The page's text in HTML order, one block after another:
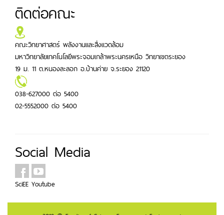
ติดต่อคณะ
คณะวิทยาศาสตร์ พลังงานและสิ่งแวดล้อม
มหาวิทยาลัยเทคโนโลยีพระจอมเกล้าพระนครเหนือ วิทยาเขตระยอง
19 ม. 11 ต.หนองละลอก อ.บ้านค่าย จ.ระยอง 21120
038-627000 ต่อ 5400
02-5552000 ต่อ 5400
Social Media
SciEE Youtube